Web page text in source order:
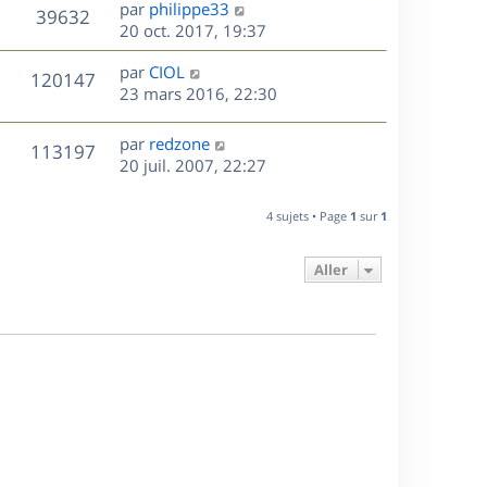
e
s
n
i
e
r
m
e
s
s
39632V
u
e
D
e
r
n
i
e
r
m
par philippe33
20 oct. 2017, 19:37
120147V
u
e
D
e
n
i
g
par CIOL
23 mars 2016, 22:30
113197V
D
e
s
par redzone
20 juil. 2007, 22:27
4 sujets • Page 1 sur 1
Aller